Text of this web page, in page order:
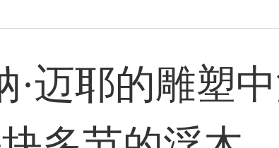
用户作
迈耶的雕塑